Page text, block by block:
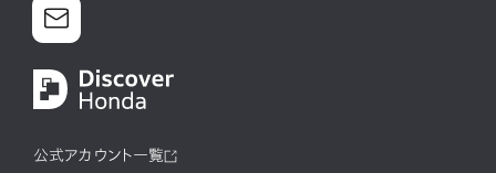
公式アカウント一覧